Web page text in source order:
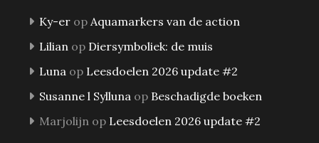
Ky-er op Aquamarkers van de action
Lilian op Diersymboliek: de muis
Luna op Leesdoelen 2026 update #2
Susanne l Sylluna op Beschadigde boeken
Marjolijn op Leesdoelen 2026 update #2